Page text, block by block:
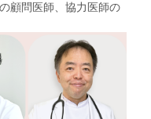
顧問医師、協力医師の